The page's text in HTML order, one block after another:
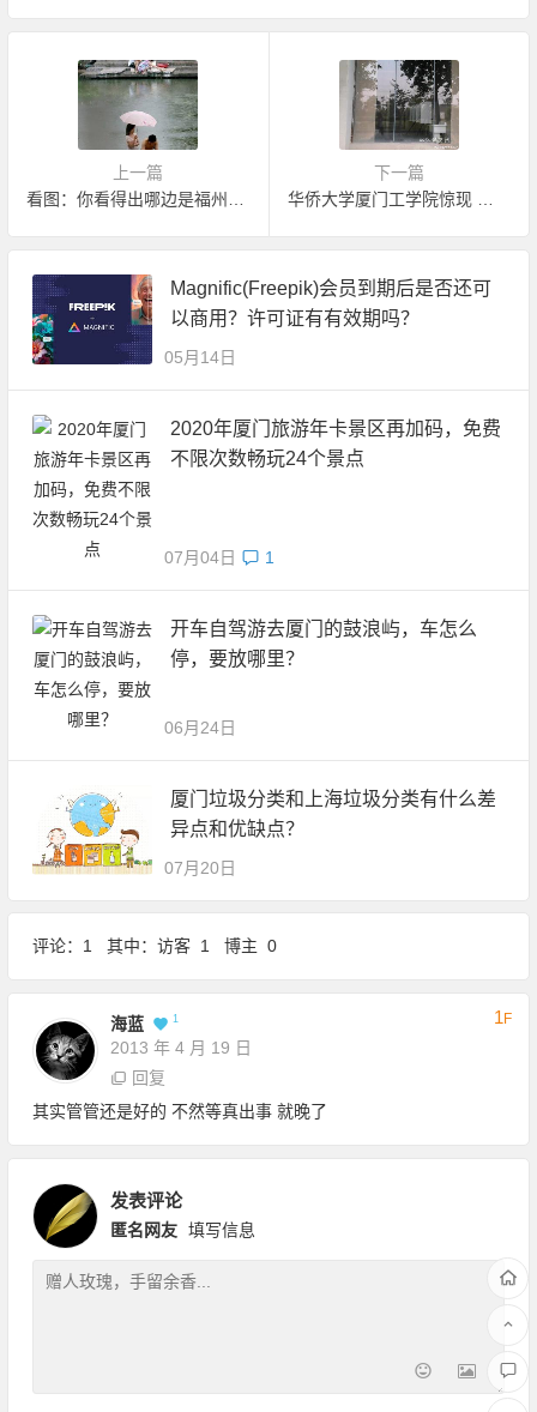
上一篇
下一篇
Magnific(Freepik)会员到期后是否还可
以商用？许可证有有效期吗？
05月14日
2020年厦门旅游年卡景区再加码，免费
不限次数畅玩24个景点
07月04日 1
开车自驾游去厦门的鼓浪屿，车怎么
停，要放哪里？
06月24日
厦门垃圾分类和上海垃圾分类有什么差
异点和优缺点？
07月20日
评论：1 其中：访客 1 博主 0
海蓝 1
2013 年 4 月 19 日
1F
回复
其实管管还是好的 不然等真出事 就晚了
发表评论
匿名网友 填写信息